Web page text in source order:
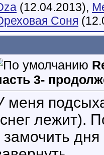
(12.04.2013),
Соня
3-
меня
лежит).
замочить